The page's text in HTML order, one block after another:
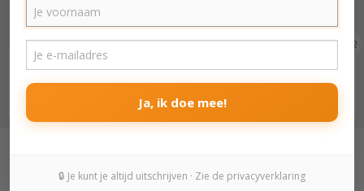
12
Zonnetje in huis
Hoe ik een winterdepressie versla met
mijn daglichtlampJa, ik doe mee!
🔒 Je kunt je altijd uitschrijven · Zie de privacyverklaring